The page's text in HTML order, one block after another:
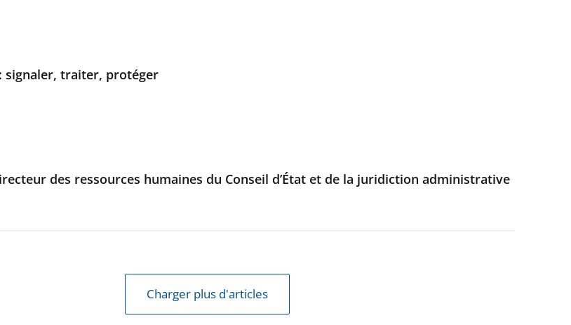
signaler, traiter, protéger
des ressources humaines du Conseil d’État et de la juridiction administrative
Charger plus d'articles